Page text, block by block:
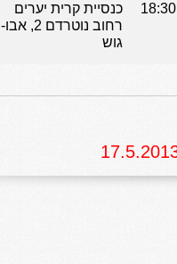
18:30
כנסיית קרית יערים
רחוב נוטרדם 2, אבו-
גוש